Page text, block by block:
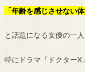
「年齢を感じさせない体
と話題になる女優の一人
特にドラマ「ドクターX